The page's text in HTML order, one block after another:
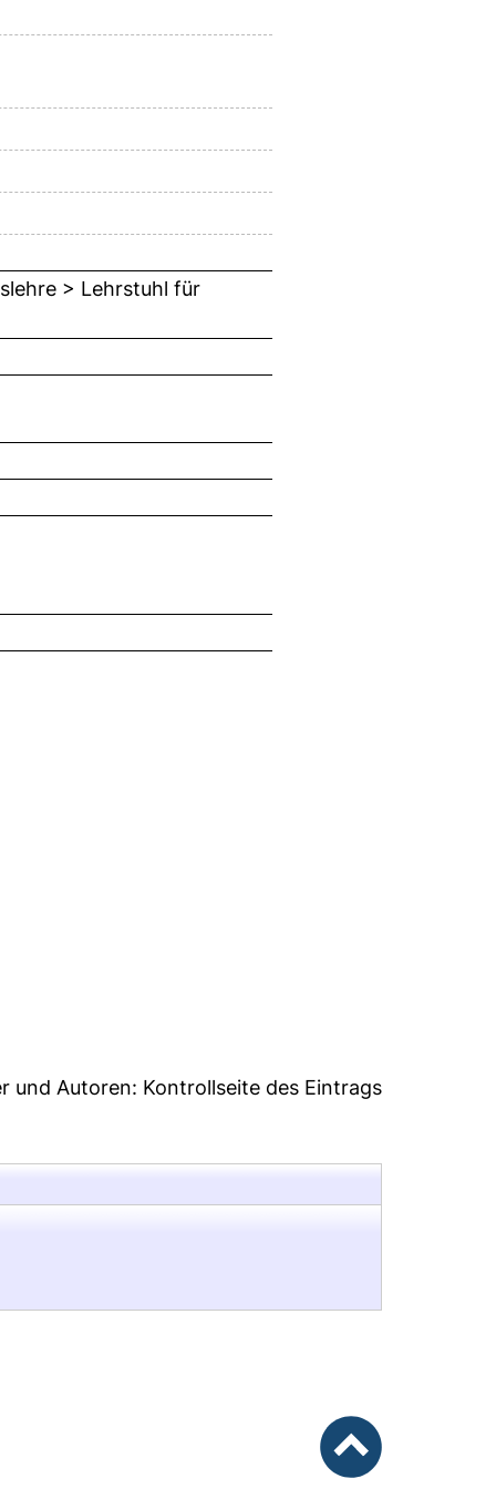
> Lehrstuhl für
und Autoren: Kontrollseite des Eintrags